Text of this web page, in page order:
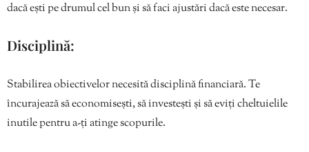
dacă ești pe drumul cel bun și să faci ajustări dacă este necesar.
Disciplină:
Stabilirea obiectivelor necesită disciplină financiară. Te
încurajează să economisești, să investești și să eviți cheltuielile
inutile pentru a-ți atinge scopurile.